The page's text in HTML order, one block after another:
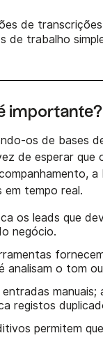
de
de trabalho
importante?
os de bases
de esperar que
em tempo real.
os leads que
negócio.
analisam o tom
entradas
registos
permitem